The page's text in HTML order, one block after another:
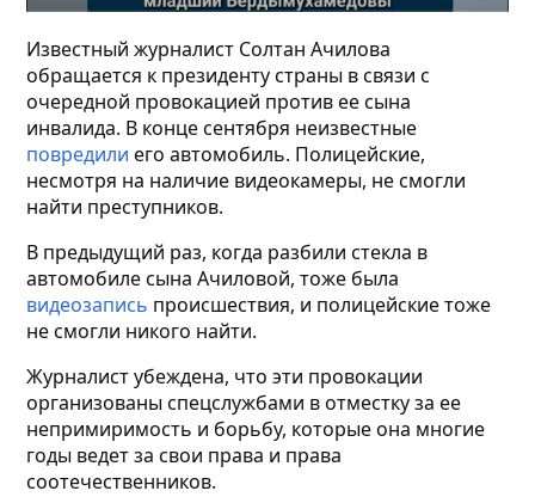
Известный журналист Солтан Ачилова
обращается к президенту страны в связи с
очередной провокацией против ее сына
инвалида. В конце сентября неизвестные
повредили его автомобиль. Полицейские,
несмотря на наличие видеокамеры, не смогли
найти преступников.
В предыдущий раз, когда разбили стекла в
автомобиле сына Ачиловой, тоже была
видеозапись происшествия, и полицейские тоже
не смогли никого найти.
Журналист убеждена, что эти провокации
организованы спецслужбами в отместку за ее
непримиримость и борьбу, которые она многие
годы ведет за свои права и права
соотечественников.